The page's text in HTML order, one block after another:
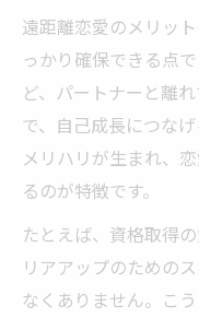
遠距離恋愛のメリッ
っかり確保できる点
ど、パートナーと離
で、自己成長につな
メリハリが生まれ、
るのが特徴です。
たとえば、資格取得
リアアップのための
なくありません。こ